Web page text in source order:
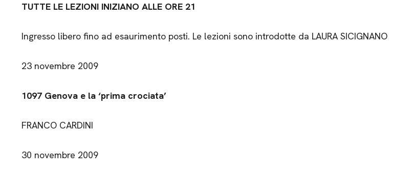
TUTTE LE LEZIONI INIZIANO ALLE ORE 21
Ingresso libero fino ad esaurimento posti. Le lezioni sono introdotte da LAURA SICIGNANO
23 novembre 2009
1097 Genova e la ‘prima crociata’
FRANCO CARDINI
30 novembre 2009